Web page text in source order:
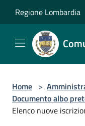
Regione Lombardia
Home >
Documento albo
Elenco nuove